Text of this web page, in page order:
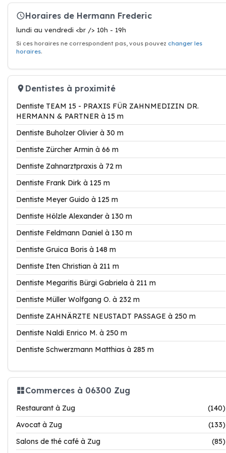
Horaires de Hermann Frederic
lundi au vendredi <br /> 10h - 19h
Si ces horaires ne correspondent pas, vous pouvez changer les
horaires.
Dentistes à proximité
Dentiste TEAM 15 - PRAXIS FÜR ZAHNMEDIZIN DR.
HERMANN & PARTNER à 15 m
Dentiste Buholzer Olivier à 30 m
Dentiste Zürcher Armin à 66 m
Dentiste Zahnarztpraxis à 72 m
Dentiste Frank Dirk à 125 m
Dentiste Meyer Guido à 125 m
Dentiste Hölzle Alexander à 130 m
Dentiste Feldmann Daniel à 130 m
Dentiste Gruica Boris à 148 m
Dentiste Iten Christian à 211 m
Dentiste Megaritis Bürgi Gabriela à 211 m
Dentiste Müller Wolfgang O. à 232 m
Dentiste ZAHNÄRZTE NEUSTADT PASSAGE à 250 m
Dentiste Naldi Enrico M. à 250 m
Dentiste Schwerzmann Matthias à 285 m
Commerces à 06300 Zug
Restaurant à Zug
(140)
Avocat à Zug
(133)
Salons de thé café à Zug
(85)